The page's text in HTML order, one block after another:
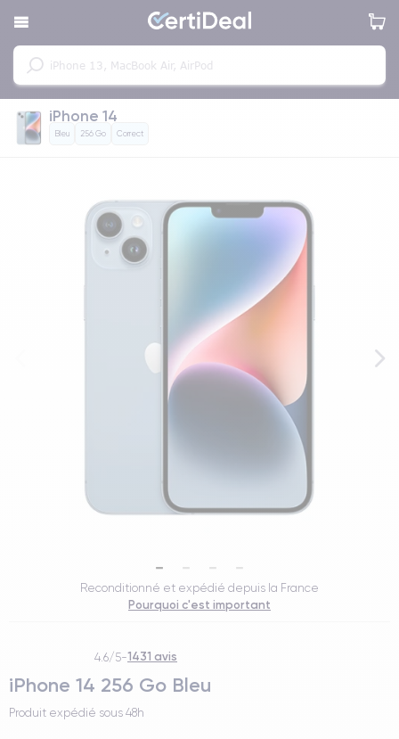
iPhone 14
Bleu 256 Go Correct
Reconditionné et expédié depuis la France
Pourquoi c'est important
4.6/5-1431 avis
iPhone 14 256 Go Bleu
Produit expédié sous 48h